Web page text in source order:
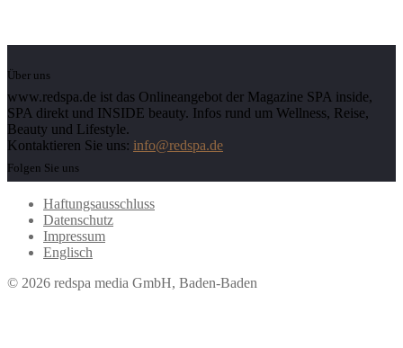
Über uns
www.redspa.de ist das Onlineangebot der Magazine SPA inside,
SPA direkt und INSIDE beauty. Infos rund um Wellness, Reise,
Beauty und Lifestyle.
Kontaktieren Sie uns: info@redspa.de
Folgen Sie uns
Haftungsausschluss
Datenschutz
Impressum
Englisch
© 2026 redspa media GmbH, Baden-Baden